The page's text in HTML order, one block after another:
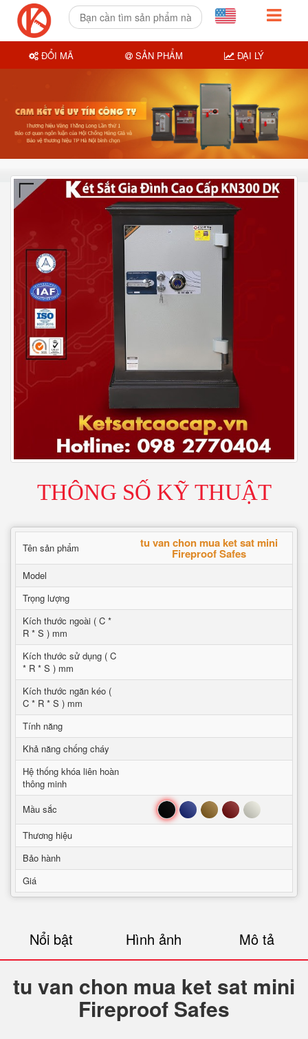
THÔNG SỐ KỸ THUẬT
Tên sản phẩm tu van chon mua ket sat mini
Fireproof Safes
Model
Trọng lượng
Kích thước ngoài ( C *
R * S ) mm
Kích thước sử dụng ( C
* R * S ) mm
Kích thước ngăn kéo (
C * R * S ) mm
Tính năng
Khả năng chống cháy
Hệ thống khóa liên hoàn
thông minh
Mầu sắc
Đen Xanh Nâu Đỏ Trắng
Thương hiệu
Bảo hành
Giá
Nổi bật Hình ảnh Mô tả
tu van chon mua ket sat mini
Fireproof Safes
ĐỔI MÃ SẢN PHẨM ĐẠI LÝ